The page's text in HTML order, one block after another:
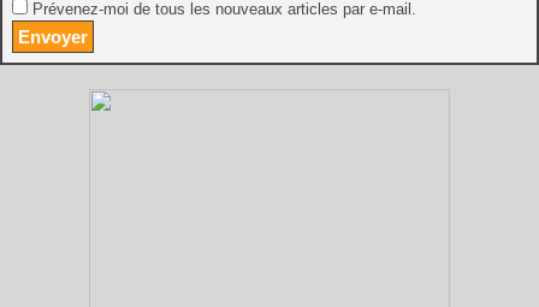
Prévenez-moi de tous les nouveaux articles par e-mail.